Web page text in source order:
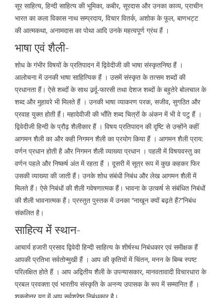
सूर साहित्य, हिन्दी साहित्य की भूमिका, कबीर, सूरदास और उनका काव्य, प्राचीन
भारत का कला विकास नाथ सम्प्रदाय, विचार वितर्क, अशोक के फूल, बाणभट्ट
की आत्मकथा, अनामदास का पोथा आदि उनके महत्वपूर्ण ग्रंथ हैं ।
भाषा एवं शैली-
शोध के गंभीर विषयों के प्रतिपादन में द्विवेदीजी की भाषा संस्कृतनिष्ठ हैं ।
आलोचना में उनकी भाषा साहित्यिक हैं । उसमें संस्कृत के तत्सम शब्दों की
प्रधानता हैं। ऐसे शब्दोंं के साथ उर्र्दू-फारसी तथा देशज शब्दों के बहुतेरे बोलचाल के
शब्द और मुहावरे भी मिलते हैं । उनकी भाषा व्याकरण परक, सजीव, सुगठित और
प्रवाह युक्त होती हैं। महादेवीजी की भाँति शब्द चित्रों के अंकन में भी वे पटु हैं ।
द्विवेदीजी हिन्दी के प्रौढ़ शैलीकार हैं । विषय प्रतिपादन की दृष्टि से उन्होंने कहीं
आगमन शैली का और कही निगमन शैली का प्रयोग किया हैं । आगमन शैली प्राय:
वर्णन प्रधान होती है और निगमन शैली व्याख्या प्रधान । पहली में विषयवस्तु का
वर्णन पहले और निष्कर्ष अंत में रहता हैं । दूसरी में सूत्र रूप में कुछ कहकर फिर
उसकी व्याख्या की जाती हैं। उनके शोध संबंधी निबंध और लेख आगमन शैली में
मिलते हैं। ऐसे निबंधों की शैली गवेषणात्मक हैं। भावना के उत्कर्ष से संबंधित निबंधों
की शैली भावनात्मक हैं। प्रस्तुत पुस्तक में उनका ‘‘नाखून क्यों बढ़ते हैं?’’निबंध
संकलित है।
साहित्य मेंं स्थान-
आचार्य हजारी प्रसाद द्विवेदी हिन्दी साहित्य के शीर्षस्थ निबंधकार एवं समीक्षक हैं
आपकी प्रतिभा सर्वतोन्मुखी हैं । आप की कृतियों में चिंतन, मनन के बिम्ब स्पष्ट
परिलक्षित होते हैं । आप अद्वितीय शैली के उपन्यासकार, मानवतावादी विचारधारा के
प्रबल प्रवक्ता एवं भारतीय संस्कृति के अनन्य उपासक के रूप में सम्मानित हैं ।